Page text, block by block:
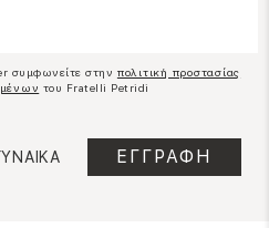
συμφωνείτε στην πολιτική προστασίας
του Fratelli Petridi